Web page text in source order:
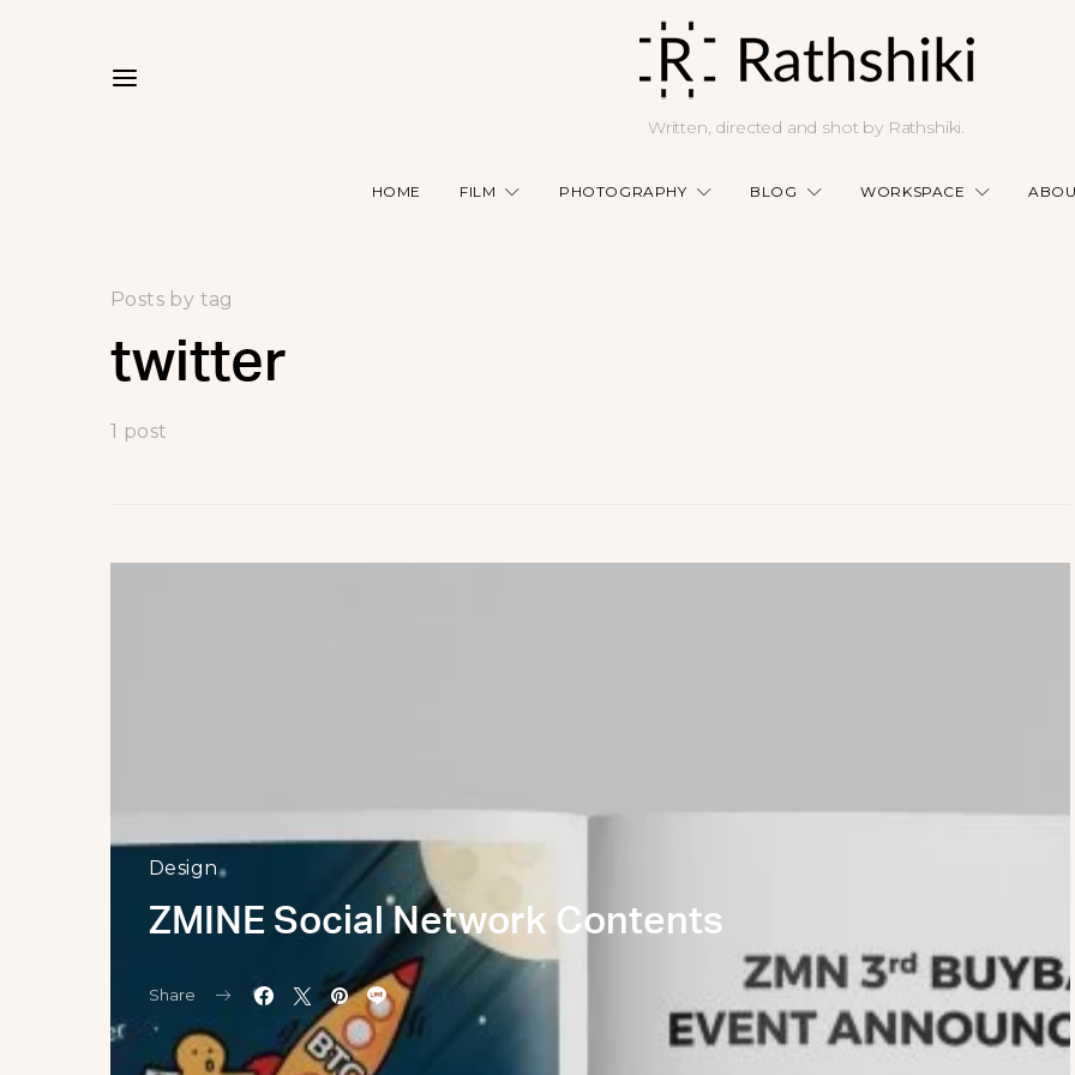
Written, directed and shot by Rathshiki.
HOME FILM PHOTOGRAPHY BLOG WORKSPACE
Posts by tag
twitter
1 post
Design
ZMINE Social Network Contents
Share